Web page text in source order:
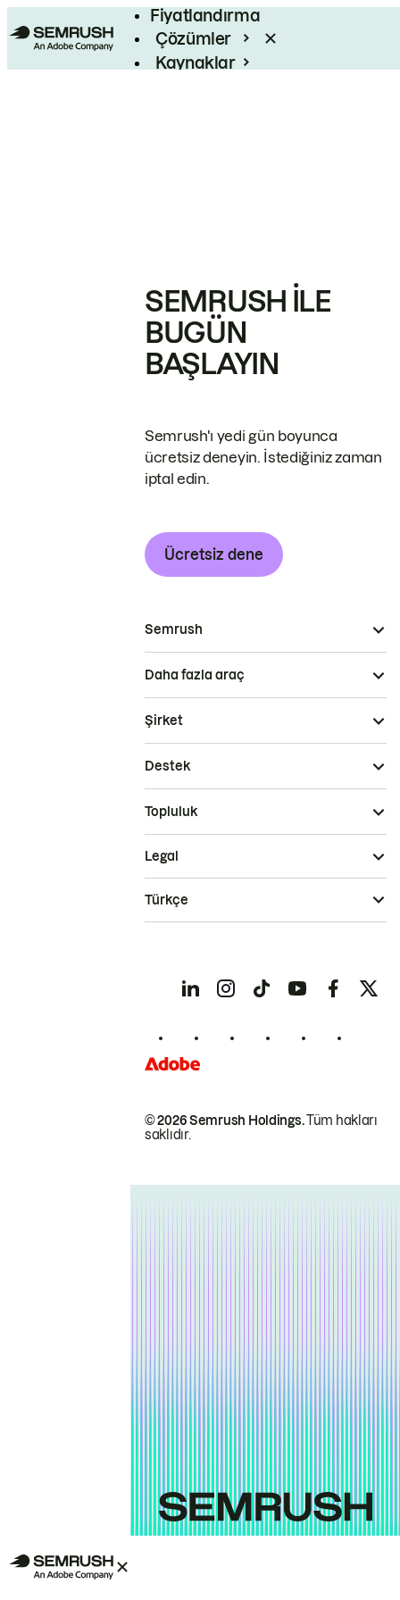
Fiyatlandırma
Çözümler
Kaynaklar
SEMRUSH ILE
BUGÜN
BAŞLAYIN
Semrush'ı yedi gün boyunca
ücretsiz deneyin. İstediğiniz zaman
iptal edin.
Ücretsiz dene
Semrush
Daha fazla araç
Şirket
Destek
Topluluk
© 2026 Semrush Holdings.Tüm hakları
saklıdır.
Legal
Türkçe